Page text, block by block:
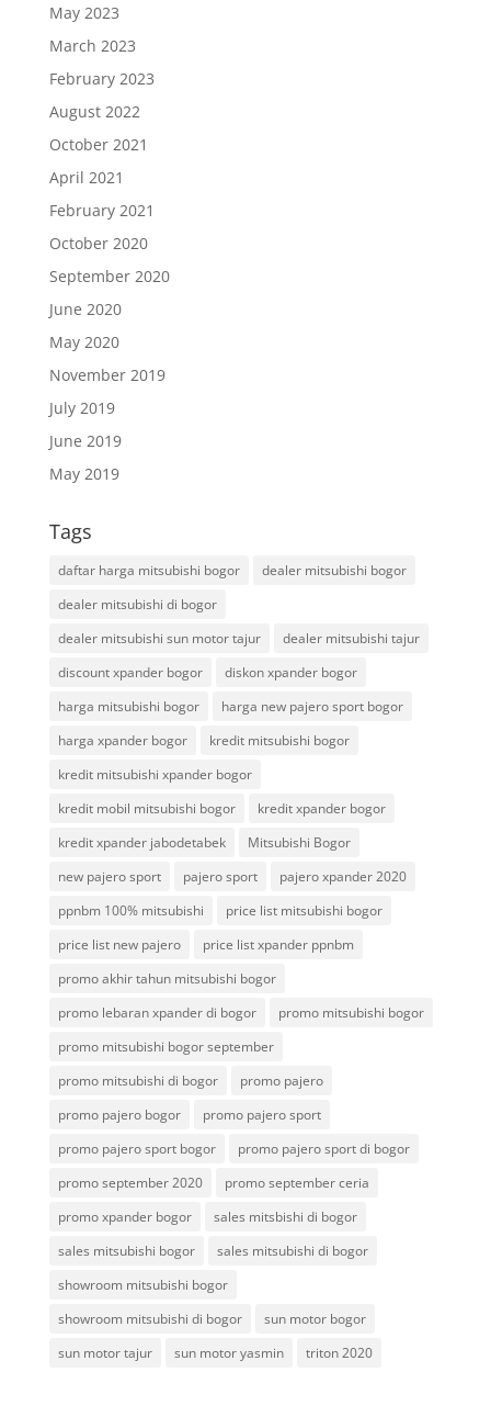
May 2023
March 2023
February 2023
August 2022
October 2021
April 2021
February 2021
October 2020
September 2020
June 2020
May 2020
November 2019
July 2019
June 2019
May 2019
Tags
daftar harga mitsubishi bogor
dealer mitsubishi bogor
dealer mitsubishi di bogor
dealer mitsubishi sun motor tajur
dealer mitsubishi tajur
discount xpander bogor
diskon xpander bogor
harga mitsubishi bogor
harga new pajero sport bogor
harga xpander bogor
kredit mitsubishi bogor
kredit mitsubishi xpander bogor
kredit mobil mitsubishi bogor
kredit xpander bogor
kredit xpander jabodetabek
Mitsubishi Bogor
new pajero sport
pajero sport
pajero xpander 2020
ppnbm 100% mitsubishi
price list mitsubishi bogor
price list new pajero
price list xpander ppnbm
promo akhir tahun mitsubishi bogor
promo lebaran xpander di bogor
promo mitsubishi bogor
promo mitsubishi bogor september
promo mitsubishi di bogor
promo pajero
promo pajero bogor
promo pajero sport
promo pajero sport bogor
promo pajero sport di bogor
promo september 2020
promo september ceria
promo xpander bogor
sales mitsbishi di bogor
sales mitsubishi bogor
sales mitsubishi di bogor
showroom mitsubishi bogor
showroom mitsubishi di bogor
sun motor bogor
sun motor tajur
sun motor yasmin triton 2020